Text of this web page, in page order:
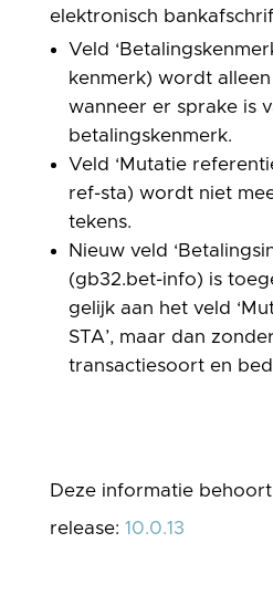
elektronisch
Veld
kenmerk) wordt
wanneer er sprake is
betalingskenmerk.
Veld ‘Mutatie
ref-sta) wordt niet
tekens.
Nieuw veld
(gb32.bet-info) is
gelijk aan het veld
STA’, maar dan
transactiesoort en
Deze informatie
release: 10.0.13